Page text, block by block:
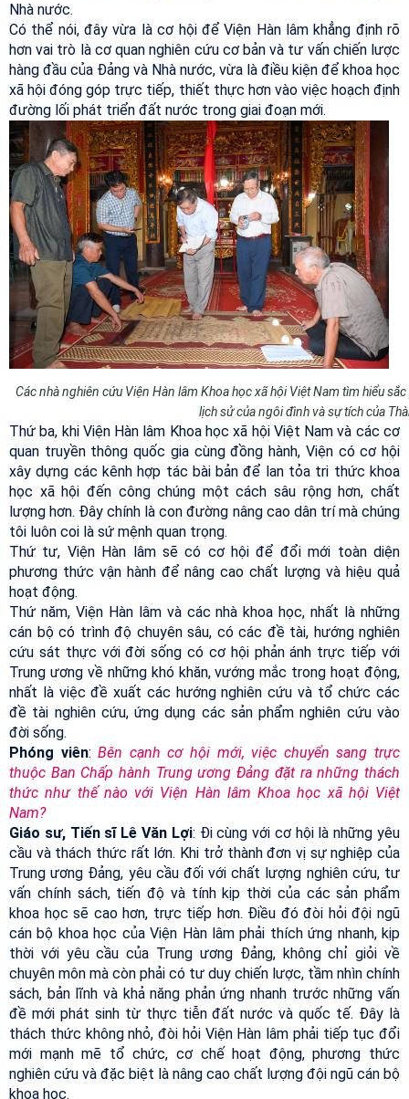
Nhà nước.
Có thể nói, đây vừa là cơ hội để Viện Hàn lâm khẳng định rõ
hơn vai trò là cơ quan nghiên cứu cơ bản và tư vấn chiến lược
hàng đầu của Đảng và Nhà nước, vừa là điều kiện để khoa học
xã hội đóng góp trực tiếp, thiết thực hơn vào việc hoạch định
đường lối phát triển đất nước trong giai đoạn mới.
Các nhà nghiên cứu Viện Hàn lâm Khoa học xã hội Việt Nam tìm hiểu
lịch sử của ngôi đình và sự tích của
Thứ ba, khi Viện Hàn lâm Khoa học xã hội Việt Nam và các cơ
quan truyền thông quốc gia cùng đồng hành, Viện có cơ hội
xây dựng các kênh hợp tác bài bản để lan tỏa tri thức khoa
học xã hội đến công chúng một cách sâu rộng hơn, chất
lượng hơn. Đây chính là con đường nâng cao dân trí mà chúng
tôi luôn coi là sứ mệnh quan trọng.
Thứ tư, Viện Hàn lâm sẽ có cơ hội để đổi mới toàn diện
phương thức vận hành để nâng cao chất lượng và hiệu quả
hoạt động.
Thứ năm, Viện Hàn lâm và các nhà khoa học, nhất là những
cán bộ có trình độ chuyên sâu, có các đề tài, hướng nghiên
cứu sát thực với đời sống có cơ hội phản ánh trực tiếp với
Trung ương về những khó khăn, vướng mắc trong hoạt động,
nhất là việc đề xuất các hướng nghiên cứu và tổ chức các
đề tài nghiên cứu, ứng dụng các sản phẩm nghiên cứu vào
đời sống.
Phóng viên: Bên cạnh cơ hội mới, việc chuyển sang trực
thuộc Ban Chấp hành Trung ương Đảng đặt ra những thách
thức như thế nào với Viện Hàn lâm Khoa học xã hội Việt
Nam?
Giáo sư, Tiến sĩ Lê Văn Lợi: Đi cùng với cơ hội là những yêu
cầu và thách thức rất lớn. Khi trở thành đơn vị sự nghiệp của
Trung ương Đảng, yêu cầu đối với chất lượng nghiên cứu, tư
vấn chính sách, tiến độ và tính kịp thời của các sản phẩm
khoa học sẽ cao hơn, trực tiếp hơn. Điều đó đòi hỏi đội ngũ
cán bộ khoa học của Viện Hàn lâm phải thích ứng nhanh, kịp
thời với yêu cầu của Trung ương Đảng, không chỉ giỏi về
chuyên môn mà còn phải có tư duy chiến lược, tầm nhìn chính
sách, bản lĩnh và khả năng phản ứng nhanh trước những vấn
đề mới phát sinh từ thực tiễn đất nước và quốc tế. Đây là
thách thức không nhỏ, đòi hỏi Viện Hàn lâm phải tiếp tục đổi
mới mạnh mẽ tổ chức, cơ chế hoạt động, phương thức
nghiên cứu và đặc biệt là nâng cao chất lượng đội ngũ cán bộ
khoa học.